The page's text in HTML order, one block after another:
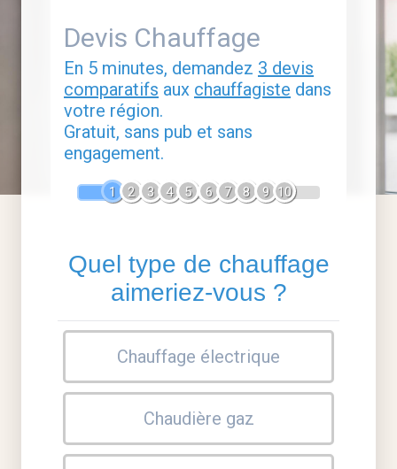
Devis Chauffage
En 5 minutes, demandez 3 devis
comparatifs aux chauffagiste dans
votre région.
Gratuit, sans pub et sans
engagement.
1 2 3 4 5 6 7 8 9 10
Quel type de chauffage
aimeriez-vous ?
Chauffage électrique
Chaudière gaz